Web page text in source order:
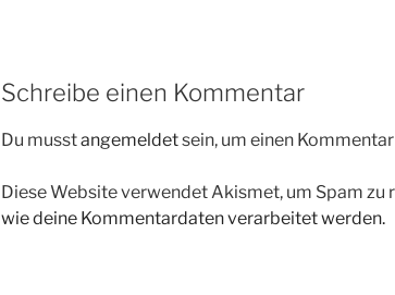
Schreibe einen Kommentar
Du musstangemeldetsein, um einen
Diese Website verwendet Akismet, um Spam zu
wie deine Kommentardaten verarbeitet werden.